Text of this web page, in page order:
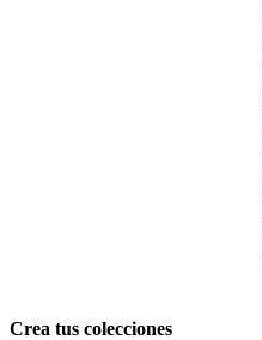
Crea tus colecciones